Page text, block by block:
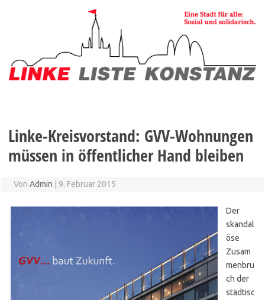
Linke-Kreisvorstand: GVV-Wohnungen
müssen in öffentlicher Hand bleiben
Von Admin 9. Februar 2015
Der
skandal
öse
Zusam
menbru
ch der
städtisc